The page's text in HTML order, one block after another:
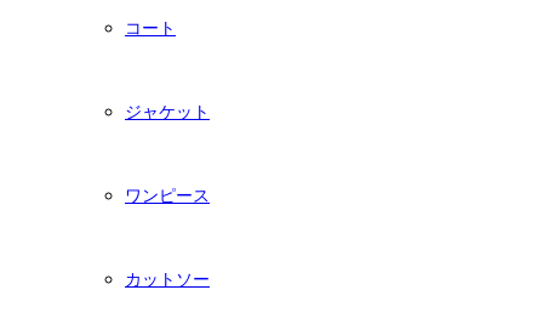
コート
ジャケット
ワンピース
カットソー